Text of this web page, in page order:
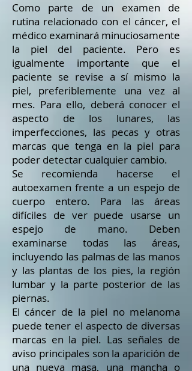
Como parte de un examen de
rutina relacionado con el cáncer, el
médico examinará minuciosamente
la piel del paciente. Pero es
igualmente importante que el
paciente se revise a sí mismo la
piel, preferiblemente una vez al
mes. Para ello, deberá conocer el
aspecto de los lunares, las
imperfecciones, las pecas y otras
marcas que tenga en la piel para
poder detectar cualquier cambio.
Se recomienda hacerse el
autoexamen frente a un espejo de
cuerpo entero. Para las áreas
difíciles de ver puede usarse un
espejo de mano. Deben
examinarse todas las áreas,
incluyendo las palmas de las manos
y las plantas de los pies, la región
lumbar y la parte posterior de las
piernas.
El cáncer de la piel no melanoma
puede tener el aspecto de diversas
marcas en la piel. Las señales de
aviso principales son la aparición de
una nueva masa, una mancha o